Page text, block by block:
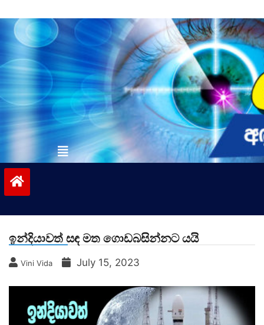
to
contentvinivida.lk
ඉන්දියාවත් සඳ මත ගොඩබසින්නට යයි
Vini Vida July 15, 2023